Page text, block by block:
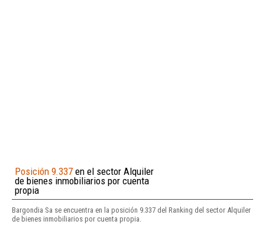
Posición 9.337 en el sector Alquiler
de bienes inmobiliarios por cuenta
propia
Bargondia Sa se encuentra en la posición 9.337 del Ranking del sector Alquiler
de bienes inmobiliarios por cuenta propia.